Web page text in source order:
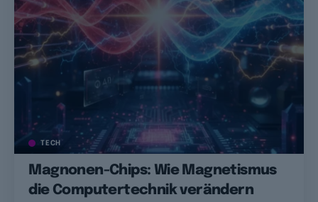
TECH
Magnonen-Chips: Wie Magnetismus
die Computertechnik verändern